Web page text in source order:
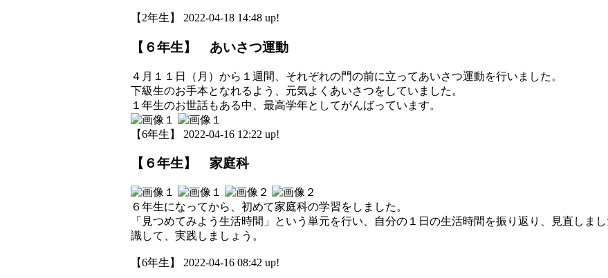
【2年生】 2022-04-18 14:48 up!
【６年生】 あいさつ運動
４月１１日（月）から１週間、それぞれの門の前に立ってあいさつ運動を行いました。
下級生のお手本となれるよう、元気よくあいさつをしていました。
１年生のお世話もある中、最高学年としてがんばっています。
【6年生】 2022-04-16 12:22 up!
【６年生】 家庭科
６年生になってから、初めて家庭科の学習をしました。
「見つめてみよう生活時間」という単元を行い、自分の１日の生活時間を振り返り、見直しま
識して、実践しましょう。
【6年生】 2022-04-16 08:42 up!